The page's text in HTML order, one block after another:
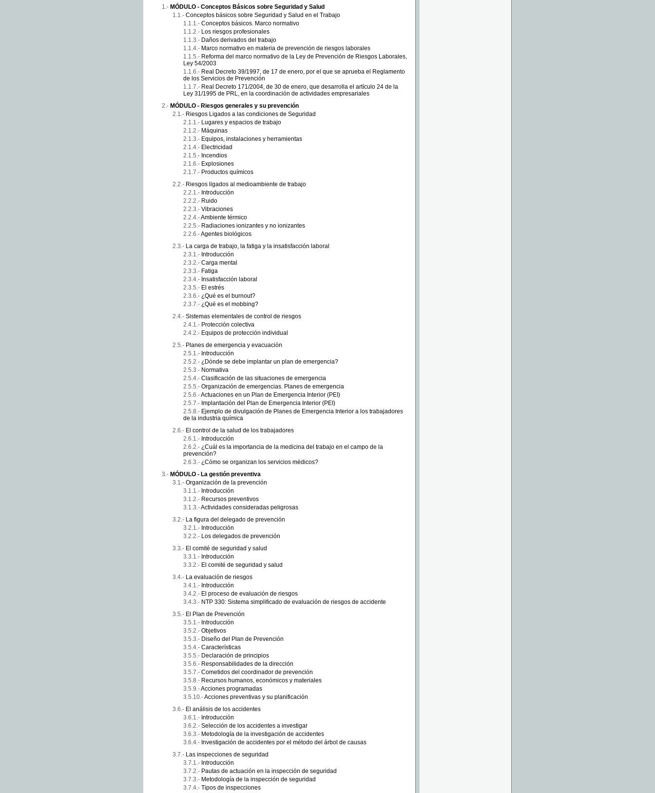
MÓDULO - Conceptos Básicos sobre Seguridad y Salud
Conceptos básicos sobre Seguridad y Salud en el Trabajo
Conceptos básicos. Marco normativo
Los riesgos profesionales
Daños derivados del trabajo
Marco normativo en materia de prevención de riesgos laborales
Reforma del marco normativo de la Ley de Prevención de Riesgos Laborales,
Ley 54/2003
Real Decreto 39/1997, de 17 de enero, por el que se aprueba el Reglamento
de los Servicios de Prevención
Real Decreto 171/2004, de 30 de enero, que desarrolla el artículo 24 de la
Ley 31/1995 de PRL, en la coordinación de actividades empresariales
MÓDULO - Riesgos generales y su prevención
Riesgos Ligados a las condiciones de Seguridad
Lugares y espacios de trabajo
Máquinas
Equipos, instalaciones y herramientas
Electricidad
Incendios
Explosiones
Productos químicos
Riesgos ligados al medioambiente de trabajo
Introducción
Ruido
Vibraciones
Ambiente térmico
Radiaciones ionizantes y no ionizantes
Agentes biológicos
La carga de trabajo, la fatiga y la insatisfacción laboral
Introducción
Carga mental
Fatiga
Insatisfacción laboral
El estrés
¿Qué es el burnout?
¿Qué es el mobbing?
Sistemas elementales de control de riesgos
Protección colectiva
Equipos de protección individual
Planes de emergencia y evacuación
Introducción
¿Dónde se debe implantar un plan de emergencia?
Normativa
Clasificación de las situaciones de emergencia
Organización de emergencias. Planes de emergencia
Actuaciones en un Plan de Emergencia Interior (PEI)
Implantación del Plan de Emergencia Interior (PEI)
Ejemplo de divulgación de Planes de Emergencia Interior a los trabajadores
de la industria química
El control de la salud de los trabajadores
Introducción
¿Cuál es la importancia de la medicina del trabajo en el campo de la
prevención?
¿Cómo se organizan los servicios médicos?
MÓDULO - La gestión preventiva
Organización de la prevención
Introducción
Recursos preventivos
Actividades consideradas peligrosas
La figura del delegado de prevención
Introducción
Los delegados de prevención
El comité de seguridad y salud
Introducción
El comité de seguridad y salud
La evaluación de riesgos
Introducción
El proceso de evaluación de riesgos
NTP 330: Sistema simplificado de evaluación de riesgos de accidente
El Plan de Prevención
Introducción
Objetivos
Diseño del Plan de Prevención
Características
Declaración de principios
Responsabilidades de la dirección
Cometidos del coordinador de prevención
Recursos humanos, económicos y materiales
Acciones programadas
Acciones preventivas y su planificación
El análisis de los accidentes
Introducción
Selección de los accidentes a investigar
Metodología de la investigación de accidentes
Investigación de accidentes por el método del árbol de causas
Las inspecciones de seguridad
Introducción
Pautas de actuación en la inspección de seguridad
Metodología de la inspección de seguridad
Tipos de inspecciones